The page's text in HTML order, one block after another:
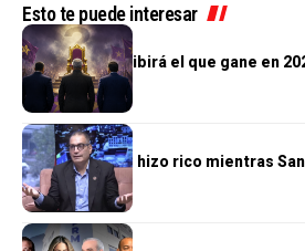
Esto te puede interesar
OPINIÓN
El país que recibirá el que gane en
OPINIÓN
El reino que se hizo rico mientras
hambre
OPINIÓN